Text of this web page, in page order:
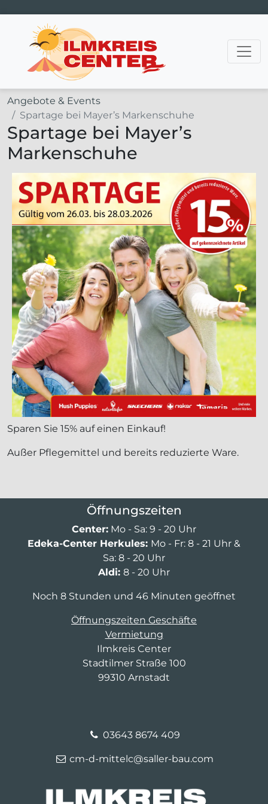
Hauptnavigation
Angebote & Events
Spartage bei Mayer’s Markenschuhe
Spartage bei Mayer’s
Markenschuhe
Sparen Sie 15% auf einen Einkauf!
Außer Pflegemittel und bereits reduzierte Ware.
Öffnungszeiten
Center: Mo - Sa: 9 - 20 Uhr
Edeka-Center Herkules: Mo - Fr: 8 - 21 Uhr &
Sa: 8 - 20 Uhr
Aldi: 8 - 20 Uhr
Noch 8 Stunden und 46 Minuten geöffnet
Öffnungszeiten Geschäfte
Vermietung
Ilmkreis Center
Stadtilmer Straße 100
99310 Arnstadt
03643 8674 409
cm-d-mittelc@saller-bau.com